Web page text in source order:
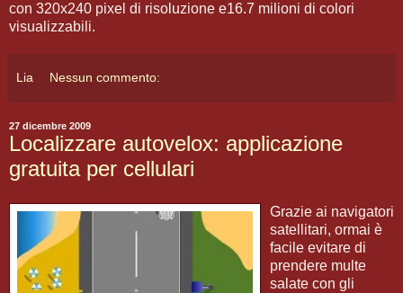
con 320x240 pixel di risoluzione e16.7 milioni di colori
visualizzabili.
Lia Nessun commento:
27 dicembre 2009
Localizzare autovelox: applicazione
gratuita per cellulari
Grazie ai navigatori
satellitari, ormai è
facile evitare di
prendere multe
salate con gli